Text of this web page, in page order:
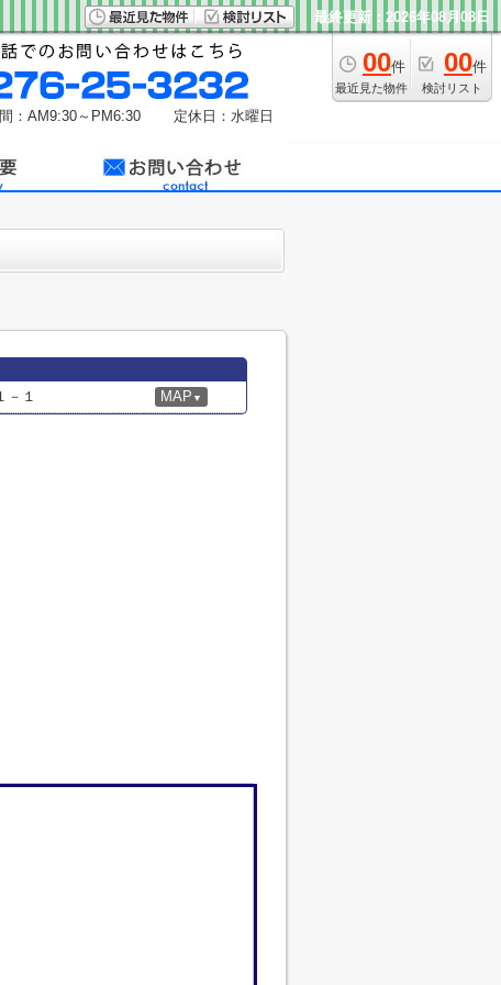
最終更新：2026年08月08日
00件
最近見た物件
00件
検討リスト
間：AM9:30～PM6:30 定休日：水曜日
－１ MAP ▼